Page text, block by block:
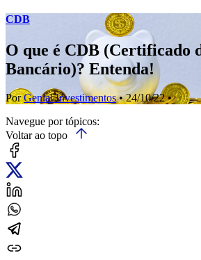
CDB
O que é CDB (Certificado
Bancário)? Entenda!
PorGenial Investimentos• 24/10/22 •
Navegue por tópicos:
Voltar ao topo